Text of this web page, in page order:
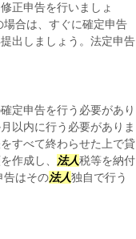
正申告を行いましょ
合は、すぐに確定申告
出しましょう。法定申告
定申告を行う必要があり
以内に行う必要がありま
すべて終わらせた上で貸
作成し、
法人税等を納付
告はその法人独自で行う